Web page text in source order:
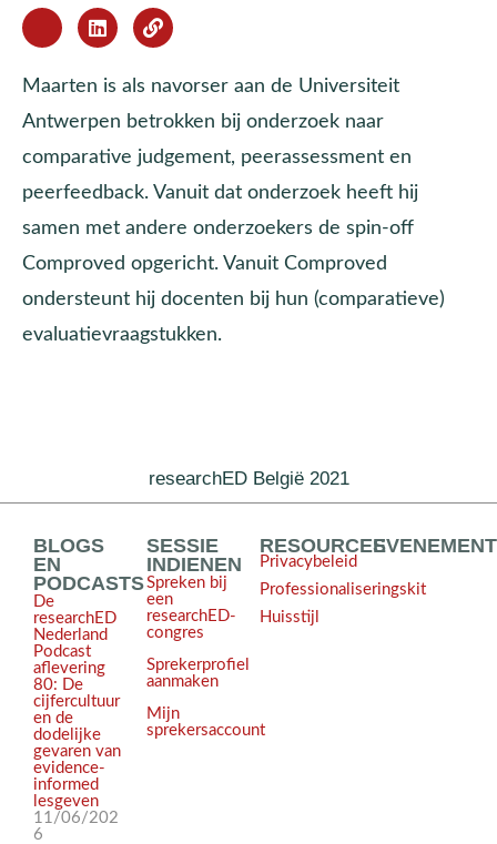
Maarten is als navorser aan de Universiteit
Antwerpen betrokken bij onderzoek naar
comparative judgement, peerassessment en
peerfeedback. Vanuit dat onderzoek heeft hij
samen met andere onderzoekers de spin-off
Comproved opgericht. Vanuit Comproved
ondersteunt hij docenten bij hun (comparatieve)
evaluatievraagstukken.
researchED België 2021
BLOGS
EN
PODCASTS
De
researchED
Nederland
Podcast
aflevering
80: De
cijfercultuur
en de
dodelijke
gevaren van
evidence-
informed
lesgeven
11/06/202
6
SESSIE
INDIENEN
Spreken bij
een
researchED-
congres
Sprekerprofiel
aanmaken
Mijn
sprekersaccount
RESOURCES
Privacybeleid
Professionaliseringskit
Huisstijl